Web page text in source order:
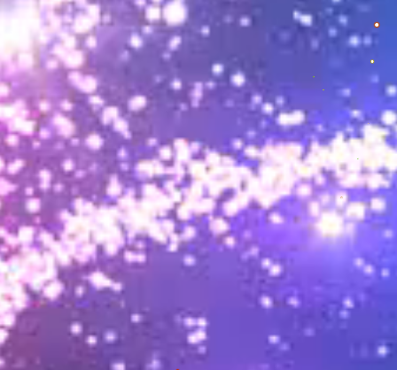
A-Yesaaa微赢-15674064710
555
A-Yesaaa微赢-15674064710
8888
金坛薇姐第2平台
重金弹幕20秒：小心点
A-Yesaaa微赢-15674064710
生日霸屏 13666467
A-Yesaaa微赢-15674064710